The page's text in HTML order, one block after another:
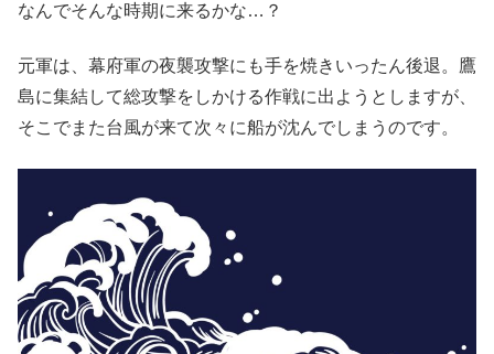
なんでそんな時期に来るかな…？
元軍は、幕府軍の夜襲攻撃にも手を焼きいったん後退。鷹
島に集結して総攻撃をしかける作戦に出ようとしますが、
そこでまた台風が来て次々に船が沈んでしまうのです。